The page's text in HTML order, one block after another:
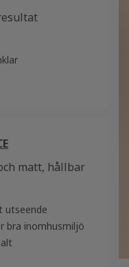
matt, hållbar
utseende
bra inomhusmiljö